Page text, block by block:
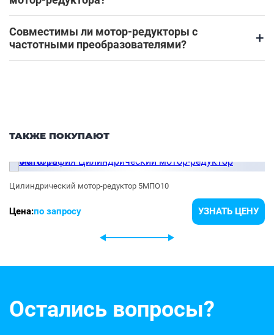
Совместимы ли мотор-редукторы с
частотными преобразователями?
+
ТАКЖЕ ПОКУПАЮТ
Цилиндрический мотор-редуктор 5МПО10
Цена:по запросу УЗНАТЬ ЦЕНУ
Остались вопросы?